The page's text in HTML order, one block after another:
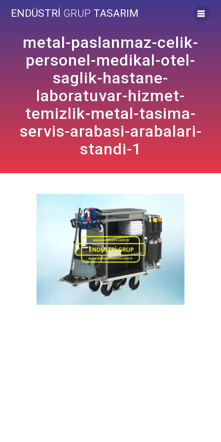
to
ENDÜSTRİ GRUP TASARIM
metal-paslanmaz-celik-
personel-medikal-otel-
saglik-hastane-
laboratuvar-hizmet-
temizlik-metal-tasima-
servis-arabasi-arabalari-
standi-1